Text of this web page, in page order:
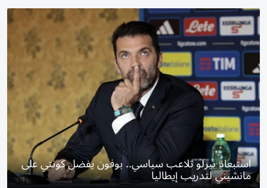
استبعاد بيرلو تلاعب سياسي.. بوفون يفضل كونتي على
مانشيني لتدريب إيطاليا